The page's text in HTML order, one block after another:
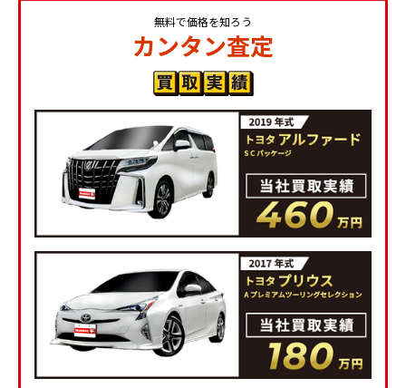
無料で価格を知ろう
カンタン査定